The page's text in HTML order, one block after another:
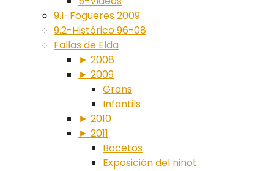
9.1-Fogueres 2009
9.2-Histórico 96-08
Fallas de Elda
► 2008
► 2009
Grans
Infantils
► 2010
► 2011
Bocetos
Exposición del ninot